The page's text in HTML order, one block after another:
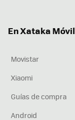
En Xataka
Movistar
Xiaomi
Guías de compra
Android